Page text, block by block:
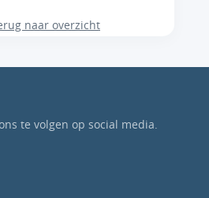
naar overzicht
te volgen op social media.